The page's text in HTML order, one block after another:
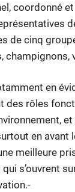
coordonné
de cinq
champignons,
en
des rôles
en
meilleure
s’ouvrent